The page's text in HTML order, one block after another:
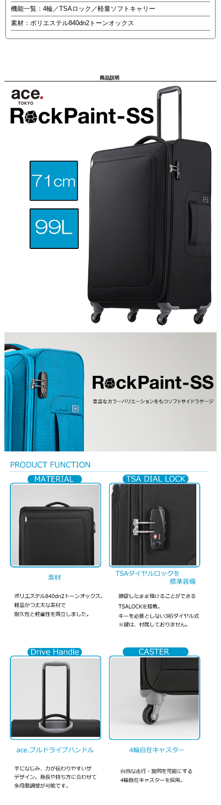
機能一覧：4輪／TSAロック／軽量ソフトキャリー
素材：ポリエステル840dn2トーンオックス
商品説明